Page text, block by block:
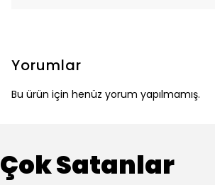
Yorumlar
Bu ürün için henüz yorum yapılmamış.
Çok Satanlar